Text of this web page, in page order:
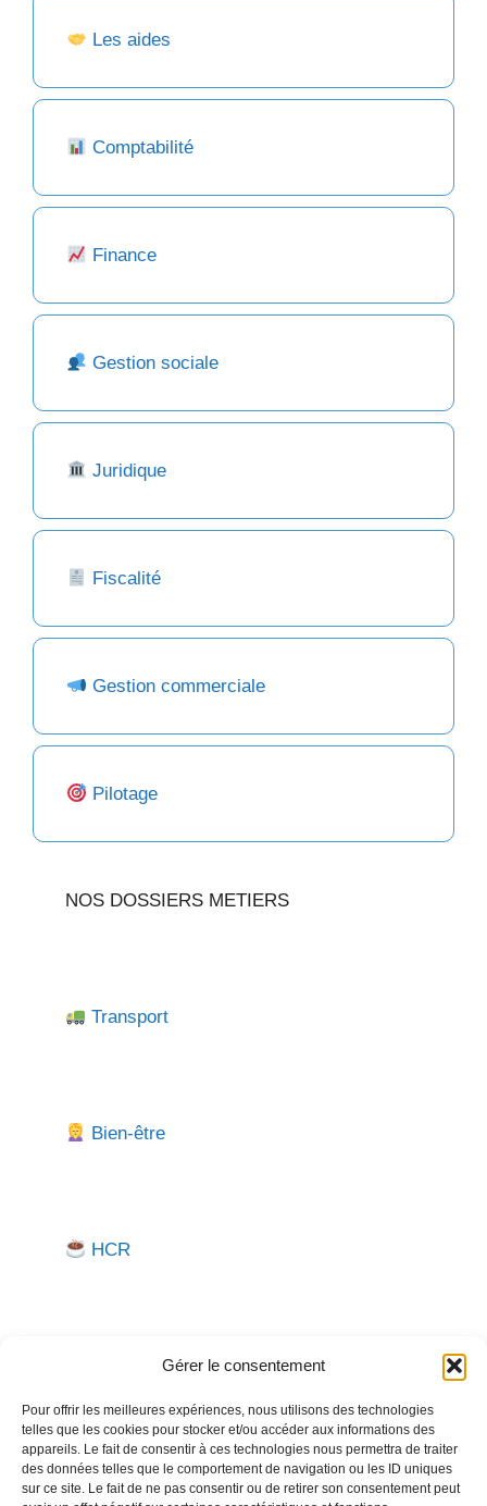
Gérer le consentement
Pour offrir les meilleures expériences, nous utilisons des technologies
telles que les cookies pour stocker et/ou accéder aux informations des
appareils. Le fait de consentir à ces technologies nous permettra de traiter
des données telles que le comportement de navigation ou les ID uniques
sur ce site. Le fait de ne pas consentir ou de retirer son consentement peut
Les aides
Comptabilité
Finance
Gestion sociale
Juridique
Fiscalité
Gestion commerciale
Pilotage
NOS DOSSIERS METIERS
Transport
Bien-être
HCR
Besoin d'aide pour créer ou gérer votre entreprise ?
Un expert vous répond.